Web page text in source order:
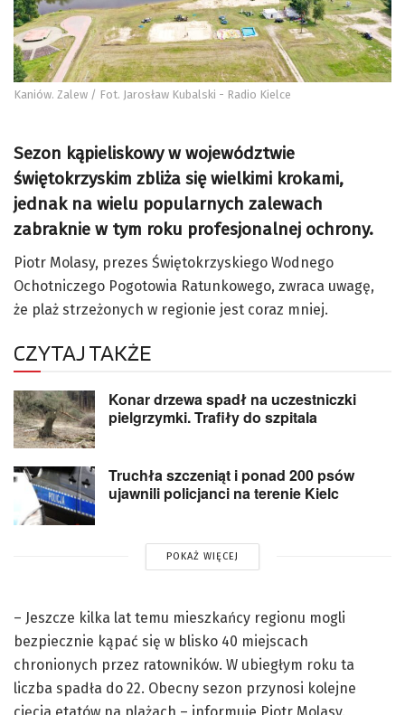
Kaniów. Zalew / Fot. Jarosław Kubalski - Radio Kielce
Sezon kąpieliskowy w województwie
świętokrzyskim zbliża się wielkimi krokami,
jednak na wielu popularnych zalewach
zabraknie w tym roku profesjonalnej ochrony.
Piotr Molasy, prezes Świętokrzyskiego Wodnego
Ochotniczego Pogotowia Ratunkowego, zwraca uwagę,
że plaż strzeżonych w regionie jest coraz mniej.
CZYTAJ TAKŻE
Konar drzewa spadł na uczestniczki
pielgrzymki. Trafiły do szpitala
Truchła szczeniąt i ponad 200 psów
ujawnili policjanci na terenie Kielc
POKAŻ WIĘCEJ
– Jeszcze kilka lat temu mieszkańcy regionu mogli
bezpiecznie kąpać się w blisko 40 miejscach
chronionych przez ratowników. W ubiegłym roku ta
liczba spadła do 22. Obecny sezon przynosi kolejne
cięcia etatów na plażach – informuje Piotr Molasy.